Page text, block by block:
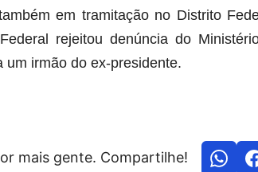
em tramitação no Distrito
rejeitou denúncia do
um irmão do ex-presidente.
mais gente. Compartilhe!